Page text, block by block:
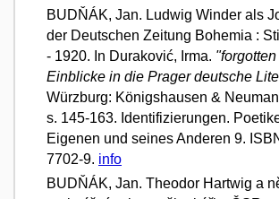
BUDŇÁK, Jan. Ludwig Winder als
der Deutschen Zeitung Bohemia :
- 1920. In Duraković, Irma.
Einblicke in die Prager deutsche
Würzburg: Königshausen &
s. 145-163. Identifizierungen.
Eigenen und seines Anderen 9.
7702-9. info
BUDŇÁK, Jan. Theodor Hartwig a